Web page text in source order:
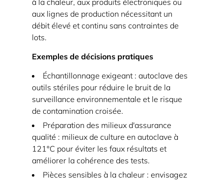
à la chaleur, aux produits électroniques ou
aux lignes de production nécessitant un
débit élevé et continu sans contraintes de
lots.
Exemples de décisions pratiques
Échantillonnage exigeant : autoclave des
outils stériles pour réduire le bruit de la
surveillance environnementale et le risque
de contamination croisée.
Préparation des milieux d'assurance
qualité : milieux de culture en autoclave à
121°C pour éviter les faux résultats et
améliorer la cohérence des tests.
Pièces sensibles à la chaleur : envisagez